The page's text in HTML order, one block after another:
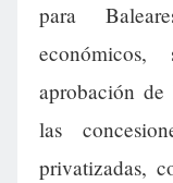
para
aprobación
las
privatizadas,